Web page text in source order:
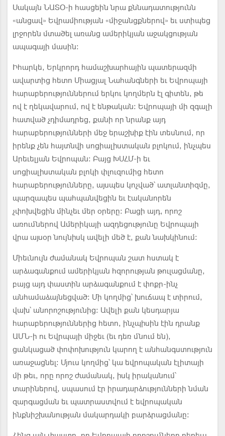
Սակայն ՆԱՏՕ-ի հասցեին նրա քննադատությունն
«անցավ» Եվրամիության «միջանցքներով» եւ ստիպեց
լրջորեն մտածել առանց ամերիկյան աջակցության
ապագայի մասին:
Իհարկե, Երկրորդ համաշխարհային պատերազմի
ավարտից հետո Միացյալ Նահանգների եւ Եվրոպայի
հարաբերություններում երկու կողմերն էլ գիտեն, թե
ով է ղեկավարում, ով է ենթական: Եվրոպայի մի զգալի
հատված չդիմադրեց, քանի որ նրանք այդ
հարաբերությունների մեջ երաշխիք էին տեսնում, որ
իրենք չեն հայտնվի սոցիալիստական բլոկում, ինչպես
Արեւելյան Եվրոպան: Բայց ԽՍՀՄ-ի եւ
սոցիալիստական բլոկի փլուզումից հետո
հարաբերությունները, այսպես կոչված՝ ատլանտիզմը,
պարզապես պահպանվեցին եւ էականորեն
չփոխվեցին մինչեւ մեր օրերը: Բացի այդ, որոշ
առումներով Ամերիկայի ազդեցությունը Եվրոպայի
վրա այսօր նույնիսկ ավելի մեծ է, քան նախկինում:
Միեւնույն ժամանակ Եվրոպան շատ հստակ է
արձագանքում ամերիկյան հզորության թուլացմանը,
բայց այդ փաստին արձագանքում է փոքր-ինչ
անհամաձայնեցված: Մի կողմից՝ խուճապ է տիրում,
վախ՝ անորոշությունից: Ավելի քան կեսդարյա
հարաբերություններից հետո, ինչպիսին էին դրանք
ԱՄՆ-ի ու Եվրպայի միջեւ (եւ դեռ մնում են),
ցանկացած փոփոխություն կարող է անհանգստություն
առաջացնել: Մյուս կողմից՝ կա եվրոպական էլիտայի
մի թեւ, որը որոշ ժամանակ, իսկ իրականում՝
տարիներով, սպասում էր իրադարձությունների նման
զարգացման եւ պատրաստվում է եվրոպական
ինքնիշխանության մակարդակի բարձրացմանը: